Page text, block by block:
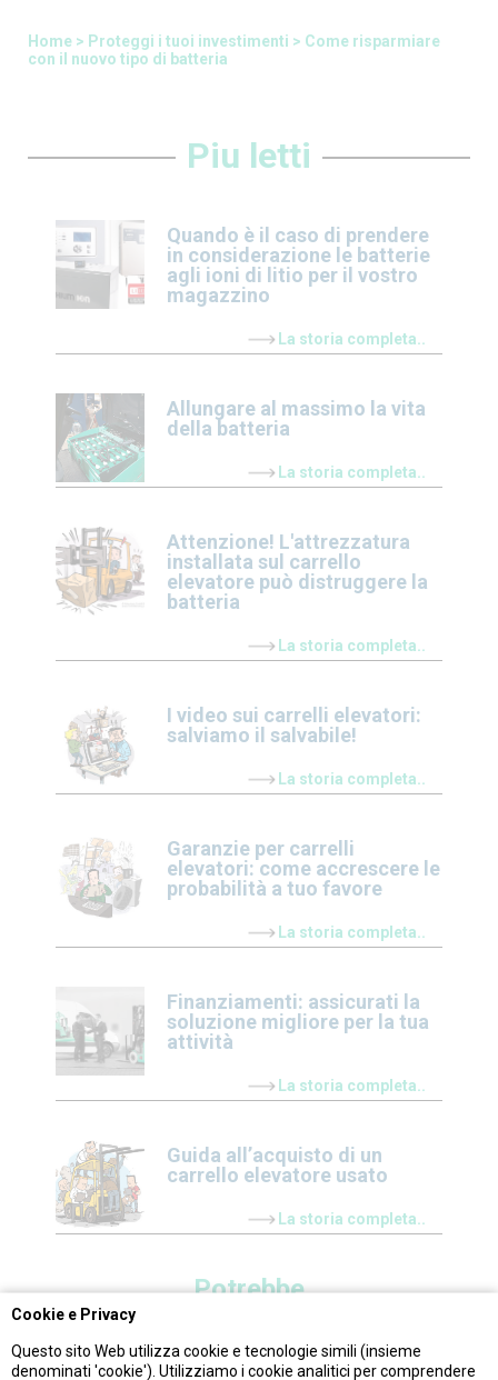
Home > Proteggi i tuoi investimenti > Come risparmiare
con il nuovo tipo di batteria
Piu letti
Quando è il caso di prendere
in considerazione le batterie
agli ioni di litio per il vostro
magazzino
La storia completa..
Allungare al massimo la vita
della batteria
La storia completa..
Attenzione! L'attrezzatura
installata sul carrello
elevatore può distruggere la
batteria
La storia completa..
I video sui carrelli elevatori:
salviamo il salvabile!
La storia completa..
Garanzie per carrelli
elevatori: come accrescere le
probabilità a tuo favore
La storia completa..
Finanziamenti: assicurati la
soluzione migliore per la tua
attività
La storia completa..
Guida all’acquisto di un
carrello elevatore usato
La storia completa..
Potrebbe
Cookie e Privacy
Questo sito Web utilizza cookie e tecnologie simili (insieme
denominati 'cookie'). Utilizziamo i cookie analitici per comprendere